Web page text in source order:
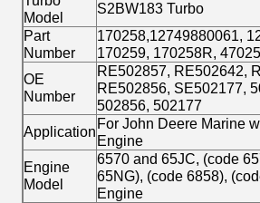
Model
S2BW183 Turbo
Part
Number
170258,12749880061,
170259, 170258R,
OE
Number
RE502857, RE502642,
RE502856, SE502177,
502856, 502177
ApplicationFor John Deere Marine
Engine
Engine
Model
6570 and 65JC, (code
65NG), (code 6858),
Engine